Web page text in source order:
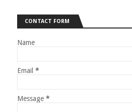
CONTACT FORM
Name
Email *
Message *